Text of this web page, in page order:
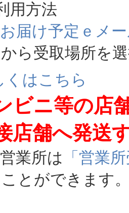
用方法
お届け予定ｅメ
から受取場所を
くはこちら
ビニ等の店
店舗へ発送
所は 「営業
とができます